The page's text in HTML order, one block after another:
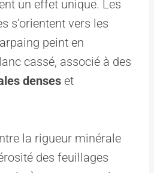
un effet unique. Les
s’orientent vers les
peint en
cassé, associé à des
denses et
la rigueur minérale
des feuillages